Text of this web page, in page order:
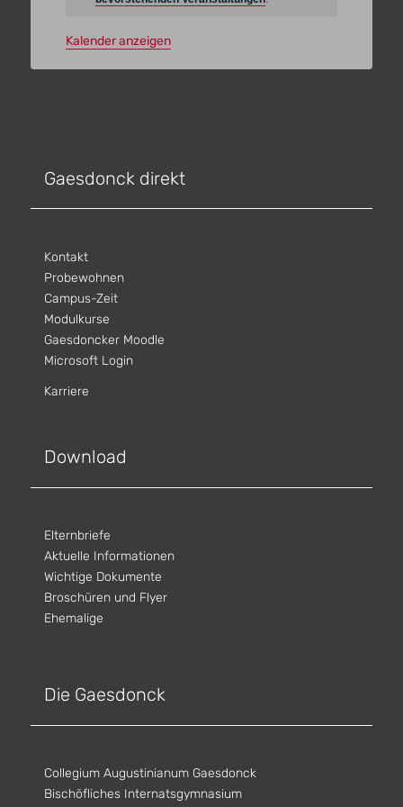
Kalender anzeigen
Gaesdonck direkt
Kontakt
Probewohnen
Campus-Zeit
Modulkurse
Gaesdoncker Moodle
Microsoft Login
Karriere
Download
Elternbriefe
Aktuelle Informationen
Wichtige Dokumente
Broschüren und Flyer
Ehemalige
Die Gaesdonck
Collegium Augustinianum Gaesdonck
Bischöfliches Internatsgymnasium